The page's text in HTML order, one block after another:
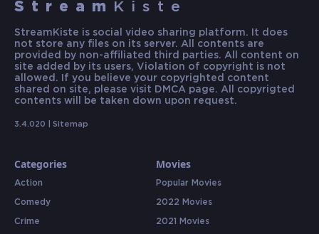
Stream Kiste
StreamKiste is social video sharing platform. It does
not store any files on its server. All contents are
provided by non-affiliated third parties. All content on
site added by its users, Violation of copyright is not
allowed. If you believe your copyrighted content
shared on site, please visit DMCA page. All copyrigted
contents will be taken down upon request.
3.4.020 | Sitemap
Categories
Action
Comedy
Crime
Movies
Popular Movies
2022 Movies
2021 Movies